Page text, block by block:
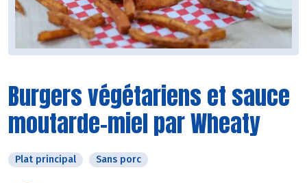
Burgers végétariens et sauce
moutarde-miel par Wheaty
Plat principal Sans porc